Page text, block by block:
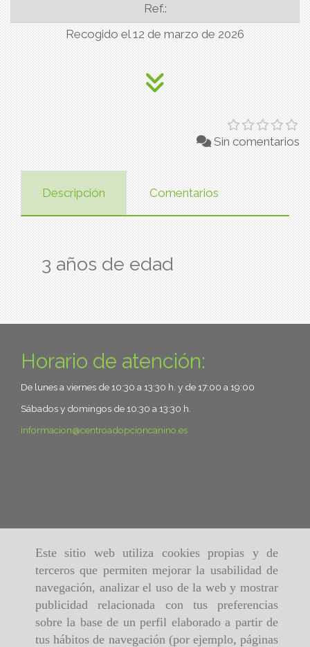
Este sitio web utiliza cookies propias y de
terceros que permiten mejorar la usabilidad de
navegación, analizar el uso de la web y mostrar
publicidad relacionada con tus preferencias
sobre la base de un perfil elaborado a partir de
tus hábitos de navegación (por ejemplo, páginas
Ref.:
Recogido el 12 de marzo de 2026
Sin comentarios
Descripción Comentarios
3 años de edad
Horario de atención:
De lunes a viernes de 10:30 a 13:30 h. y de 17:00 a 19:00
Sábados y domingos de 10:30 a 13:30 h.
informacion
centroadopcioncanino.es